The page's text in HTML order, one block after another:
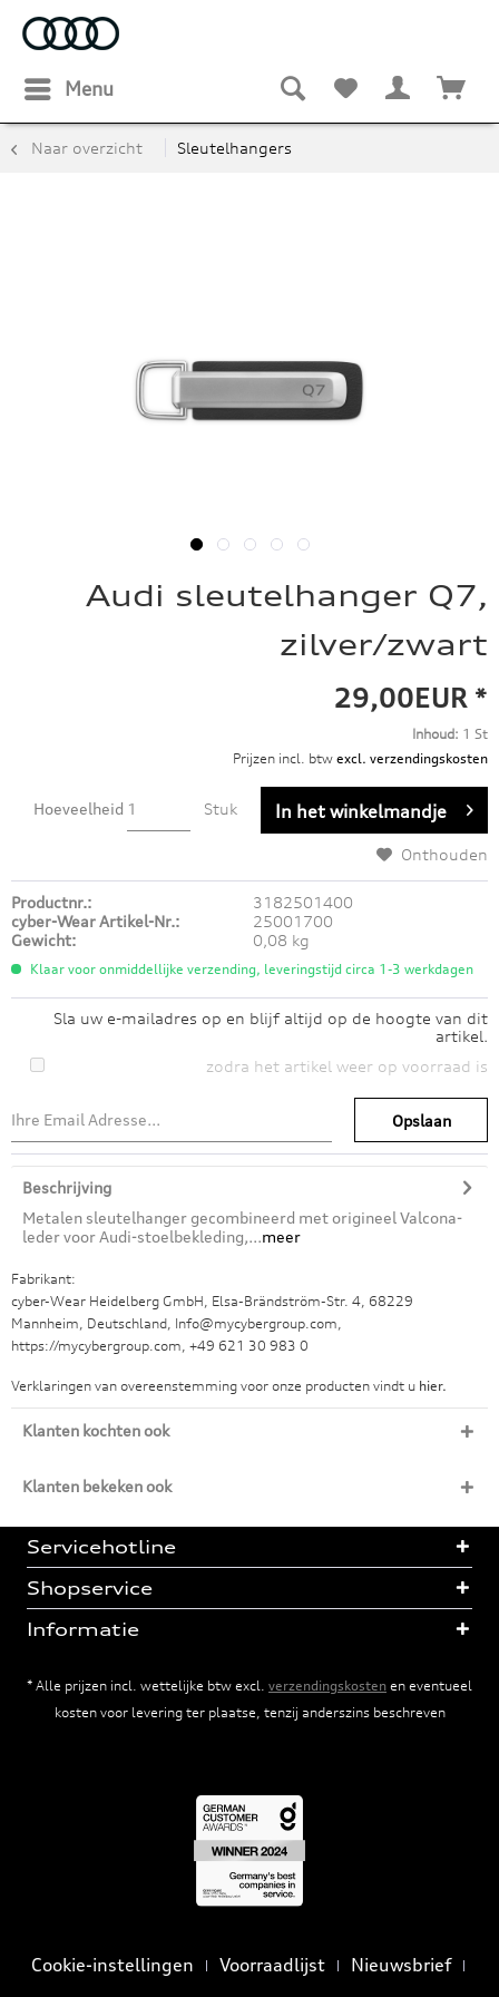
Menu
Naar overzicht Sleutelhangers
Audi sleutelhanger Q7,
zilver/zwart
29,00EUR *
Inhoud: 1 St
Prijzen incl. btw excl. verzendingskosten
Hoeveelheid Stuk In het winkelmandje
Onthouden
Productnr.:
3182501400
cyber-Wear Artikel-Nr.:
25001700
Gewicht:
0,08 kg
Klaar voor onmiddellijke verzending, leveringstijd circa 1-3 werkdagen
Sla uw e-mailadres op en blijf altijd op de hoogte van dit
artikel.
zodra het artikel weer op voorraad is
Opslaan
Beschrijving
Metalen sleutelhanger gecombineerd met origineel Valcona-
leder voor Audi-stoelbekleding,...meer
Fabrikant:
cyber-Wear Heidelberg GmbH, Elsa-Brändström-Str. 4, 68229
Mannheim, Deutschland, Info@mycybergroup.com,
https://mycybergroup.com, +49 621 30 983 0
Verklaringen van overeenstemming voor onze producten vindt u hier.
Klanten kochten ook
Klanten bekeken ook
Servicehotline
Shopservice
Informatie
* Alle prijzen incl. wettelijke btw excl. verzendingskosten en eventueel
kosten voor levering ter plaatse, tenzij anderszins beschreven
Cookie-instellingen Voorraadlijst Nieuwsbrief